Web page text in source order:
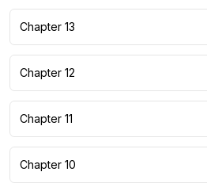
Chapter 13
Chapter 12
Chapter 11
Chapter 10